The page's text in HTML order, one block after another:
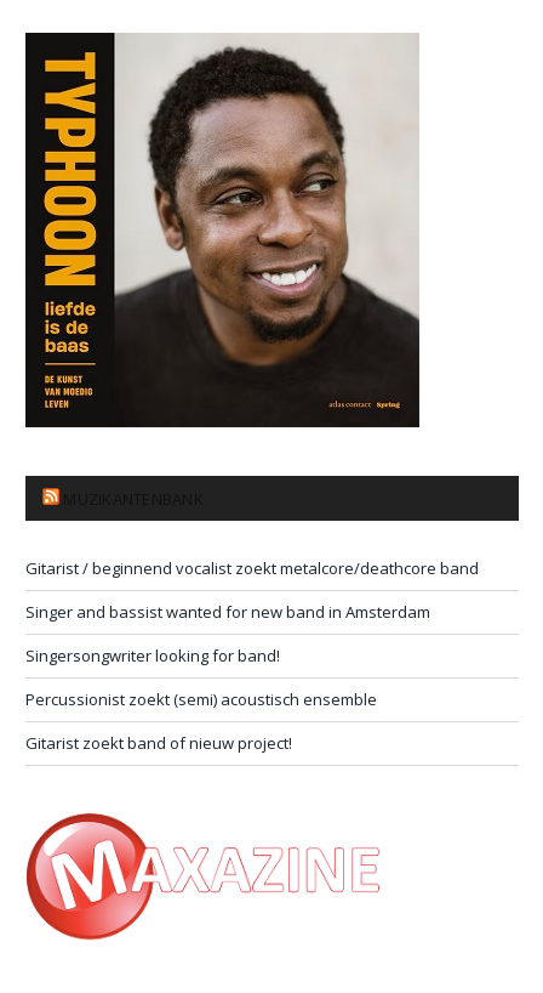
Gitarist / beginnend vocalist zoekt metalcore/deathcore band
Singer and bassist wanted for new band in Amsterdam
Singersongwriter looking for band!
Percussionist zoekt (semi) acoustisch ensemble
Gitarist zoekt band of nieuw project!